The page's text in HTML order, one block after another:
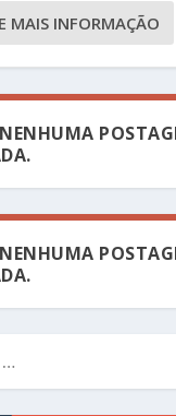
MAIS INFORMAÇÃO